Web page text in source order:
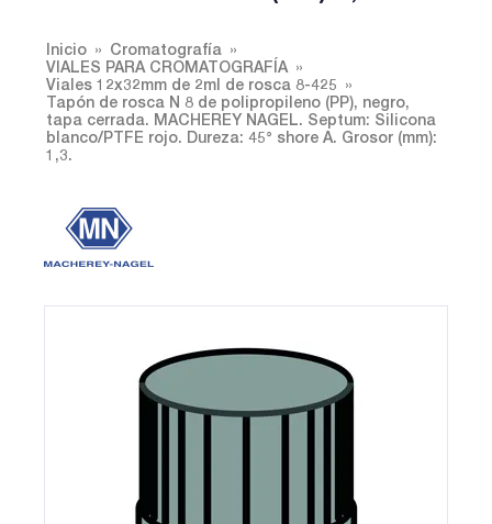
Inicio
Cromatografía
VIALES PARA CROMATOGRAFÍA
Viales 12x32mm de 2ml de rosca 8-425
Tapón de rosca N 8 de polipropileno (PP), negro,
tapa cerrada. MACHEREY NAGEL. Septum: Silicona
blanco/PTFE rojo. Dureza: 45° shore A. Grosor (mm):
1,3.